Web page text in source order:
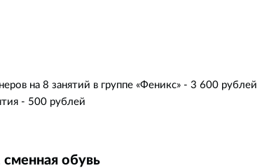
на 8 занятий в группе «Феникс» - 3 600 рублей
- 500 рублей
обувь